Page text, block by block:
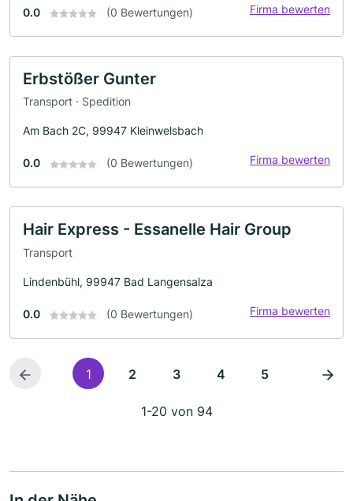
0.0 (0 Bewertungen) Firma bewerten
Erbstößer Gunter
Transport · Spedition
Am Bach 2C, 99947 Kleinwelsbach
0.0 (0 Bewertungen) Firma bewerten
Hair Express - Essanelle Hair Group
Transport
Lindenbühl, 99947 Bad Langensalza
0.0 (0 Bewertungen) Firma bewerten
1 2 3 4 5
1-20 von 94